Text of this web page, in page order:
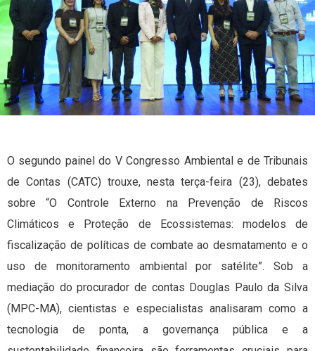
O segundo painel do V Congresso Ambiental e de Tribunais
de Contas (CATC) trouxe, nesta terça-feira (23), debates
sobre “O Controle Externo na Prevenção de Riscos
Climáticos e Proteção de Ecossistemas: modelos de
fiscalização de políticas de combate ao desmatamento e o
uso de monitoramento ambiental por satélite”. Sob a
mediação do procurador de contas Douglas Paulo da Silva
(MPC-MA), cientistas e especialistas analisaram como a
tecnologia de ponta, a governança pública e a